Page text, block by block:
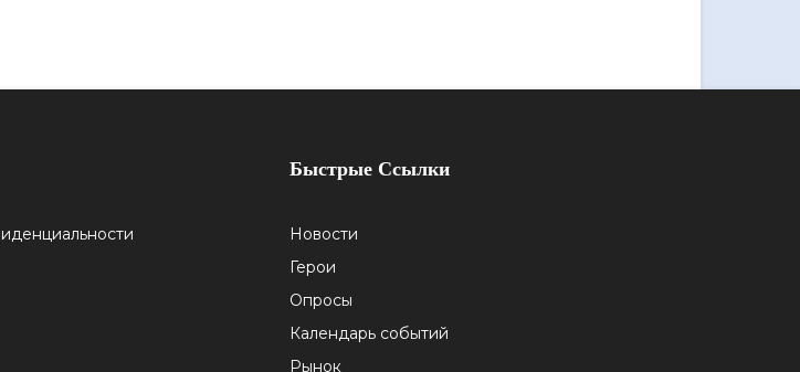
Быстрые Ссылки
Новости
Герои
Опросы
Календарь событий
Рынок